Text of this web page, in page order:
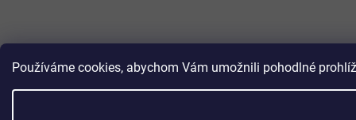
Používáme cookies, abychom Vám umožnili pohodlné